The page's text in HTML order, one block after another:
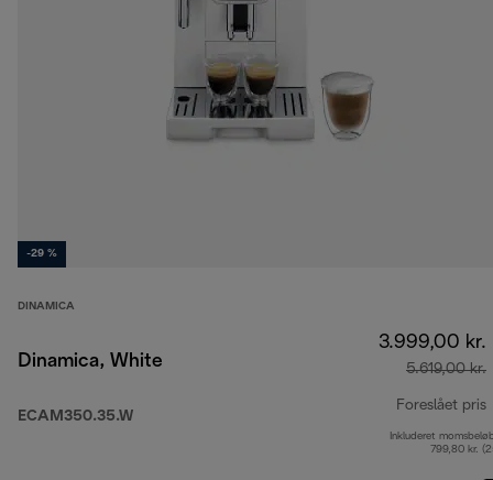
-29 %
DINAMICA
Dinamica, White
ECAM350.35.W
3.999,00 kr.
5.619,00 kr.
Foreslået pris
Inkluderet
799,80 kr.